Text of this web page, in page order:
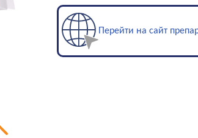
Перейти на сайт